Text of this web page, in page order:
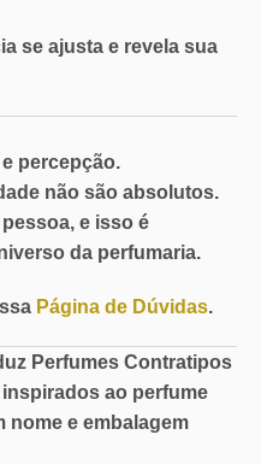
se ajusta e revela sua
percepção.
não são absolutos.
e isso é
da perfumaria.
Página de Dúvidas.
Perfumes Contratipos
ao perfume
nome e embalagem